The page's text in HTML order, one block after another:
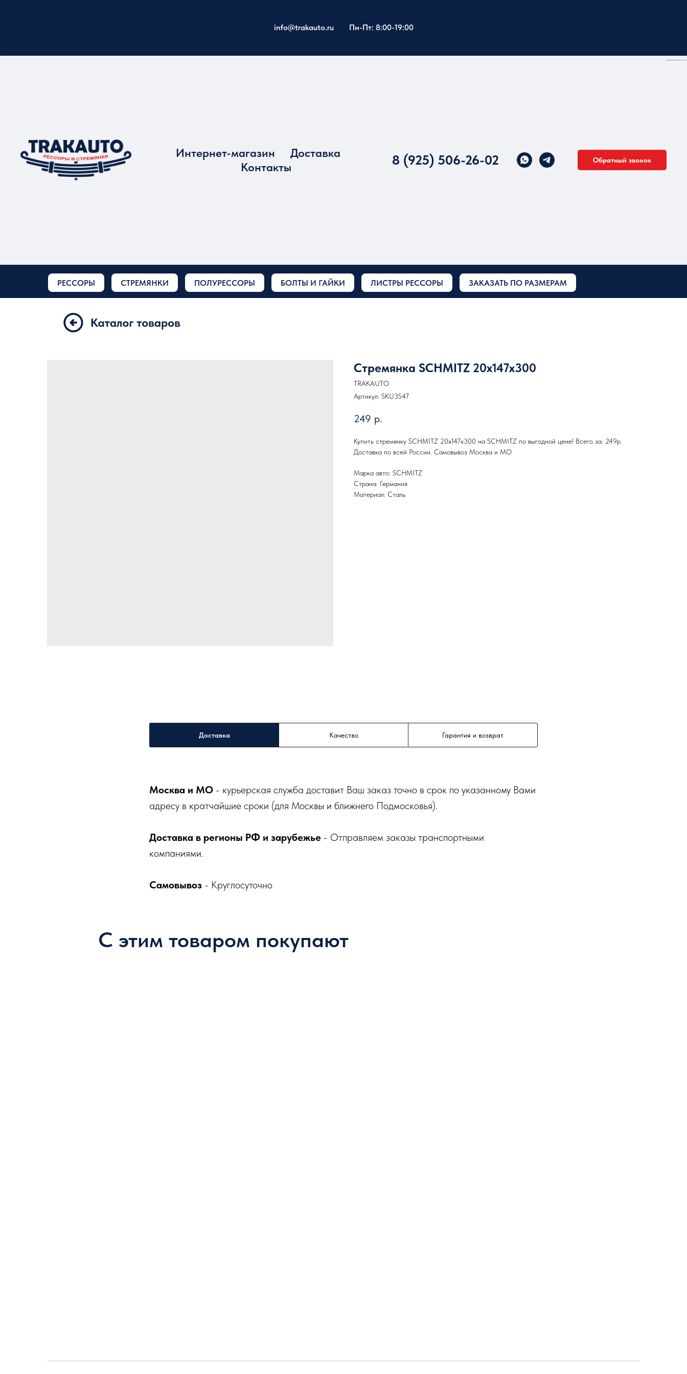
info@trakauto.ru Пн-Пт: 8:00-19:00
Интернет-магазин
Доставка
Контакты
8 (925) 506-26-02 Обратный звонок
РЕССОРЫ СТРЕМЯНКИ ПОЛУРЕССОРЫ БОЛТЫ И ГАЙКИ ЛИСТРЫ РЕССОРЫ ЗАКАЗАТЬ ПО РАЗМЕРАМ
Стремянка SCHMITZ 20х147х300
TRAKAUTO
Артикул: SKU3547
249 р.
Купить стремянку SCHMITZ 20х147х300 на SCHMITZ по выгодной цене! Всего за: 249р.
Доставка по всей России. Самовывоз Москва и МО
Марка авто: SCHMITZ
Страна: Германия
Материал: Сталь
Доставка Качество Гарантия и возврат
Москва и МО - курьерская служба доставит Ваш заказ точно в срок по указанному Вами
адресу в кратчайшие сроки (для Москвы и ближнего Подмосковья).
Доставка в регионы РФ и зарубежье - Отправляем заказы транспортными
компаниями.
Самовывоз - Круглосуточно
С этим товаром покупают